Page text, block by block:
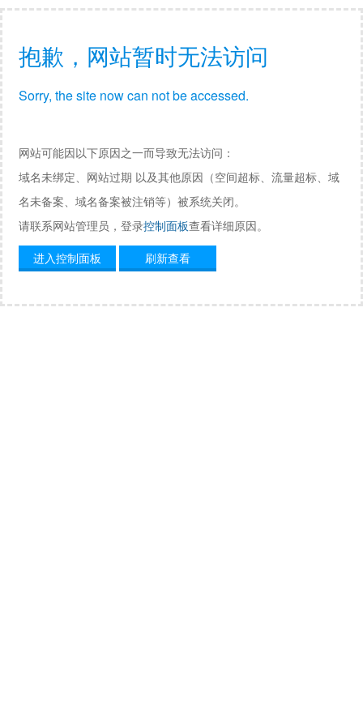
抱歉，网站暂时无法访问
Sorry, the site now can not be accessed.
网站可能因以下原因之一而导致无法访问：
域名未绑定、网站过期 以及其他原因（空间超标、流量超标、域
名未备案、域名备案被注销等）被系统关闭。
请联系网站管理员，登录控制面板查看详细原因。
进入控制面板
刷新查看